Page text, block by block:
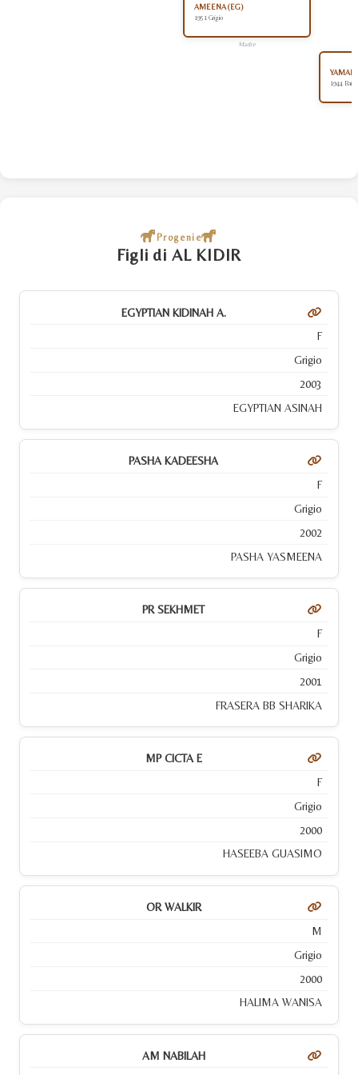
AMEENA (EG)
1951 Grigio
Madre
YAMAN
1944 Baio
Progenie
Figli di AL KIDIR
EGYPTIAN KIDINAH A.
F
Grigio
2003
EGYPTIAN ASINAH
PASHA KADEESHA
F
Grigio
2002
PASHA YASMEENA
PR SEKHMET
F
Grigio
2001
FRASERA BB SHARIKA
MP CICTA E
F
Grigio
2000
HASEEBA GUASIMO
OR WALKIR
M
Grigio
2000
HALIMA WANISA
AM NABILAH